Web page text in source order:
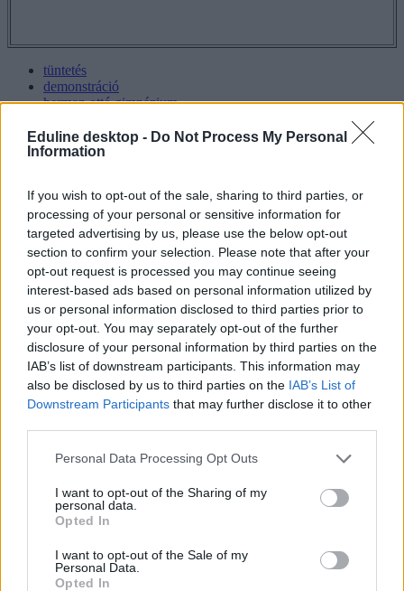
Eduline desktop - Do Not Process My Personal
Information
If you wish to opt-out of the sale, sharing to third parties, or
processing of your personal or sensitive information for
targeted advertising by us, please use the below opt-out
section to confirm your selection. Please note that after your
opt-out request is processed you may continue seeing
interest-based ads based on personal information utilized by
us or personal information disclosed to third parties prior to
your opt-out. You may separately opt-out of the further
disclosure of your personal information by third parties on the
IAB’s list of downstream participants. This information may
also be disclosed by us to third parties on the IAB’s List of
Downstream Participants that may further disclose it to other
Personal Data Processing Opt Outs
I want to opt-out of the Sharing of my
personal data.
Opted In
I want to opt-out of the Sale of my
Personal Data.
Opted In
tüntetés
demonstráció
herman ottó gimnázium
Pilz Olivér
Tanítanék Mozgalom
Több mint kétszer annyi diák jutott be a
felsőoktatásba, mint ahány kollégiumi férőhely
összesen van
hogy hány kollégiumi férőhely jut a hallgatókra, a térítési díj összege
sem egységes. Míg a BME-n 100 újonnan felvett egyetemistára 76
férőhely jut, a BGE-n mindössze 16, a legolcsóbb havi kollégiumi
intézményekben. Megnéztük, hol mekkora a kollégiumi kapacitás,
mennyit kell fizetni, és mi alapján dől el, hogy ki költözhet be.
Szöllősi Anna